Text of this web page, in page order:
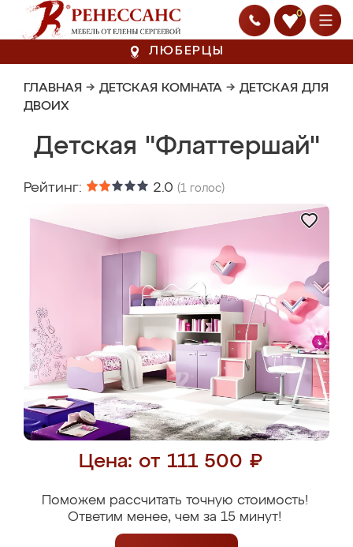
0
ЛЮБЕРЦЫ
ГЛАВНАЯ → ДЕТСКАЯ КОМНАТА → ДЕТСКАЯ ДЛЯ
ДВОИХ
Детская "Флаттершай"
Рейтинг: 2.0 (1 голос)
Цена: от 111 500 ₽
Поможем рассчитать точную стоимость!
Ответим менее, чем за 15 минут!